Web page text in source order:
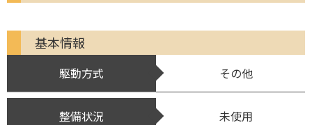
基本情報
駆動方式 その他
整備状況 未使用